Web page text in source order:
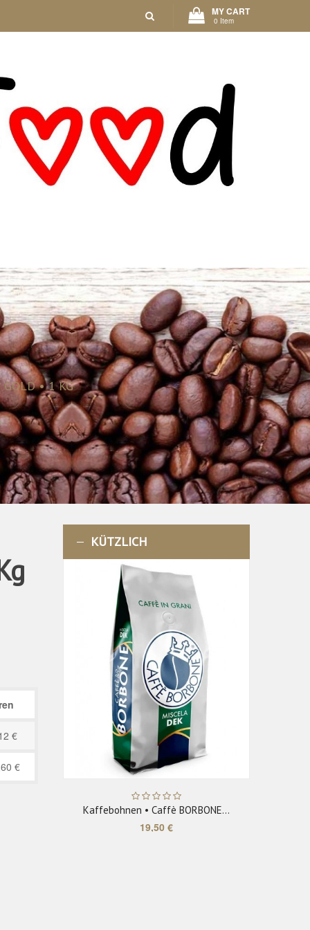
MY CART
0 Item
ÖLE APERITIF GEBÄCK KONSERVEN
• 1 KG
€
€
KÜTZLICH
ADD TO CART
Kaffebohnen • Caffè BORBONE...
19,50 €